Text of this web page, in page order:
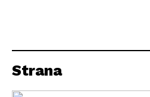
Strana